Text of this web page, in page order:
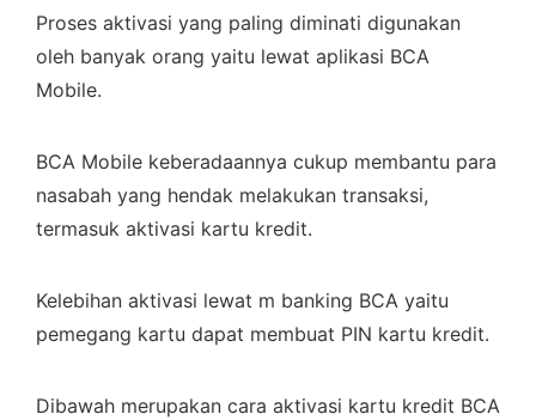
Proses aktivasi yang paling diminati digunakan
oleh banyak orang yaitu lewat aplikasi BCA
Mobile.
BCA Mobile keberadaannya cukup membantu para
nasabah yang hendak melakukan transaksi,
termasuk aktivasi kartu kredit.
Kelebihan aktivasi lewat m banking BCA yaitu
pemegang kartu dapat membuat PIN kartu kredit.
Dibawah merupakan cara aktivasi kartu kredit BCA